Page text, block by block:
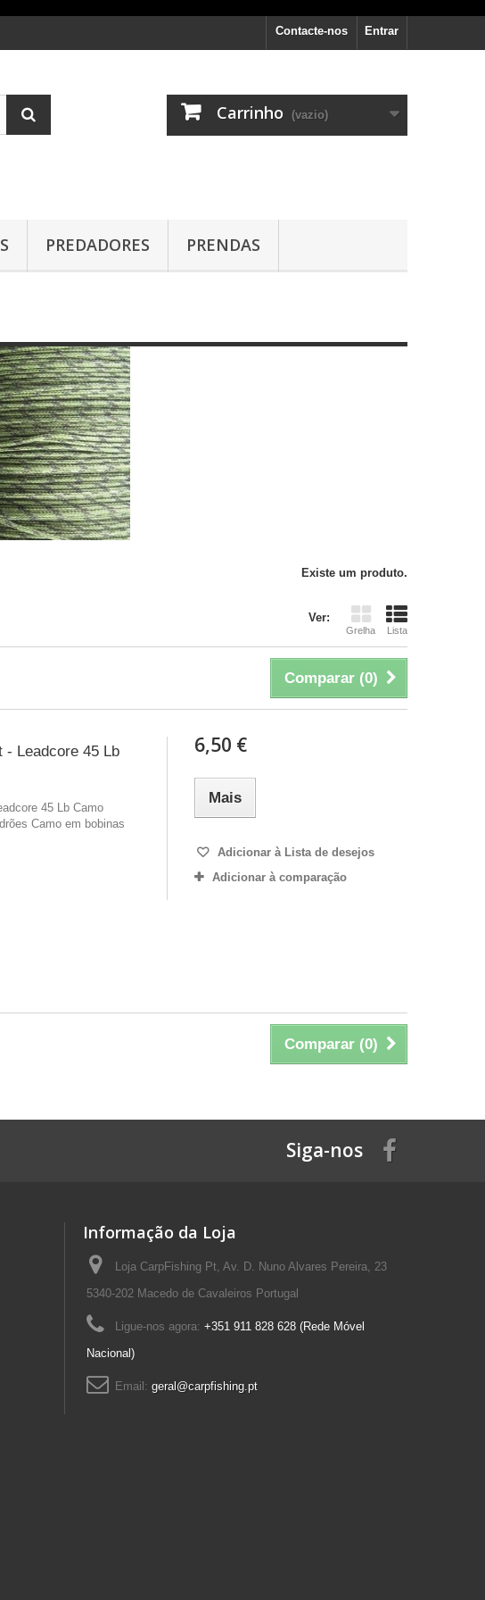
Entrar
Contacte-nos
Carrinho (vazio)
PREDADORES PRENDAS
Existe um produto.
Ver:
Grelha Lista
Comparar (0)
- Leadcore 45 Lb
45 Lb Camo
Camo em bobinas
6,50 €
Mais
Adicionar à Lista de desejos
Adicionar à comparação
Comparar (0)
Siga-nos
Informação da Loja
Loja CarpFishing Pt, Av. D. Nuno Alvares Pereira, 23
5340-202 Macedo de Cavaleiros Portugal
Ligue-nos agora: +351 911 828 628 (Rede Móvel
Nacional)
Email: geral@carpfishing.pt